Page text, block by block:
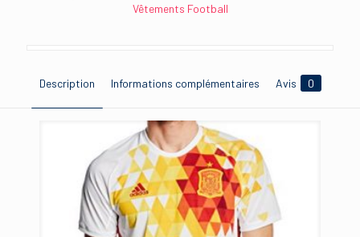
Vêtements Football
Description Informations complémentaires Avis 0